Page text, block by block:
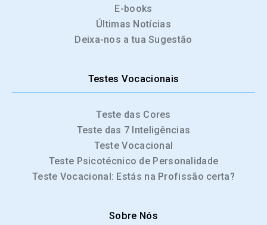
E-books
Últimas Notícias
Deixa-nos a tua Sugestão
Testes Vocacionais
Teste das Cores
Teste das 7 Inteligências
Teste Vocacional
Teste Psicotécnico de Personalidade
Teste Vocacional: Estás na Profissão certa?
Sobre Nós